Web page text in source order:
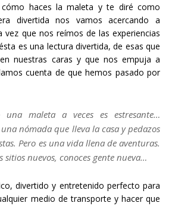
haces la maleta y te diré como
divertida nos vamos acercando a
que nos reímos de las experiencias
es una lectura divertida, de esas que
nuestras caras y que nos empuja a
cuenta de que hemos pasado por
una maleta a veces es estresante…
nómada que lleva la casa y pedazos
Pero es una vida llena de aventuras.
sitios nuevos, conoces gente nueva…
divertido y entretenido perfecto para
medio de transporte y hacer que